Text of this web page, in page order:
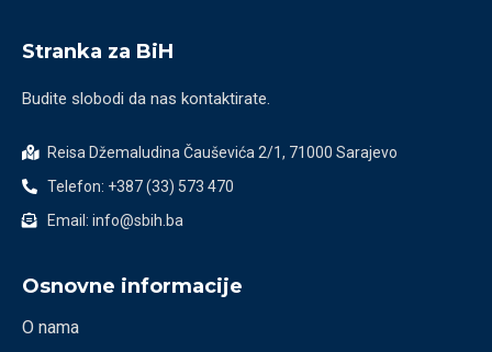
Stranka za BiH
Budite slobodi da nas kontaktirate.
Reisa Džemaludina Čauševića 2/1, 71000 Sarajevo
Telefon: +387 (33) 573 470
Email: info@sbih.ba
Osnovne informacije
O nama